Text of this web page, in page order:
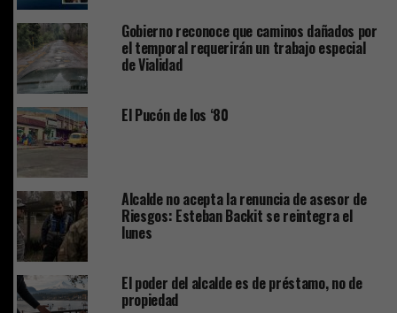
Gobierno reconoce que caminos dañados por
el temporal requerirán un trabajo especial
de Vialidad
El Pucón de los ‘80
Alcalde no acepta la renuncia de asesor de
Riesgos: Esteban Backit se reintegra el
lunes
El poder del alcalde es de préstamo, no de
propiedad